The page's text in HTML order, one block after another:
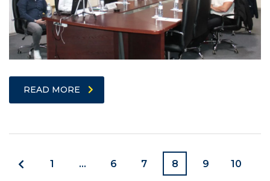
READ MORE
1 … 6 7 8 9 10